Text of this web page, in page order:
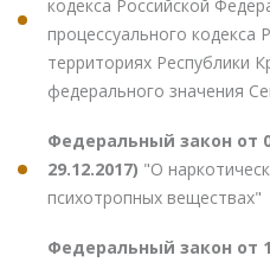
кодекса Российской
процессуального кодекса
территориях Республики
федерального значения
Федеральный закон от
29.12.2017) "О
психотропных веществах"
Федеральный закон от